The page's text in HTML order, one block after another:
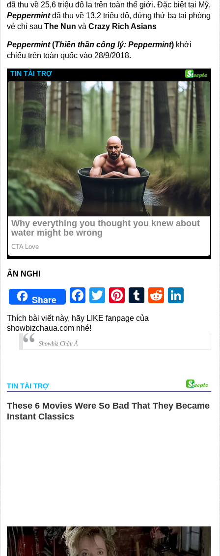
đã thu về 25,6 triệu đô la trên toàn thế giới. Đặc biệt tại Mỹ,
Peppermint đã thu về 13,2 triệu đô, đứng thứ ba tại phòng
vé chỉ sauThe Nun vàCrazy Rich Asians
Peppermint(Thiên thần công lý: Peppermint) khởi
chiếu trên toàn quốc vào 28/9/2018.
ÂN NGHI
Share Facebook
TwitterPinterest
TumblrReddit
Thích bài viết này, hãy LIKE fanpage của
showbizchaua.com nhé!
Showbiz Châu Á